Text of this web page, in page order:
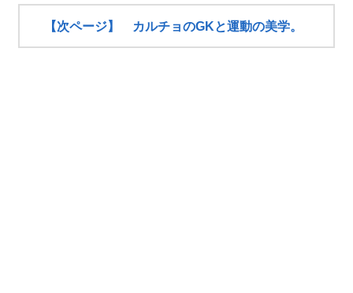
【次ページ】 カルチョのGKと運動の美学。